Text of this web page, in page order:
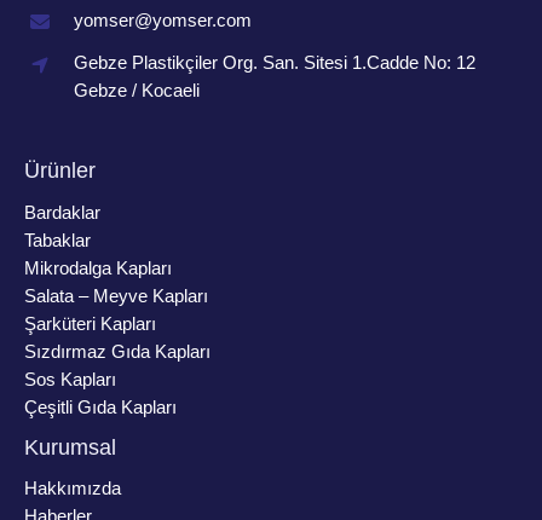
yomser@yomser.com
Gebze Plastikçiler Org. San. Sitesi 1.Cadde No: 12
Gebze / Kocaeli
Ürünler
Bardaklar
Tabaklar
Mikrodalga Kapları
Salata – Meyve Kapları
Şarküteri Kapları
Sızdırmaz Gıda Kapları
Sos Kapları
Çeşitli Gıda Kapları
Kurumsal
Hakkımızda